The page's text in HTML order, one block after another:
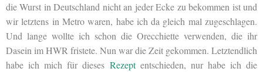
die Wurst in Deutschland nicht an jeder Ecke zu bekommen ist und
wir letztens in Metro waren, habe ich da gleich mal zugeschlagen.
Und lange wollte ich schon die Orecchiette verwenden, die ihr
Dasein im HWR fristete. Nun war die Zeit gekommen. Letztendlich
habe ich mich für dieses Rezept entschieden, nur habe ich die